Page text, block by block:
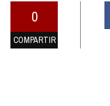
0
COMPARTIR